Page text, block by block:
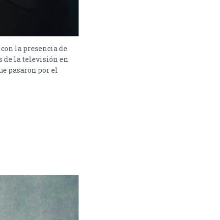
la presencia de
de la televisión en
pasaron por el